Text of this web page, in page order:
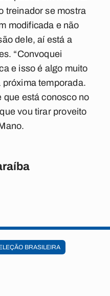
treinador se mostra
modificada e não
dele, aí está a
“Convoquei
e isso é algo muito
temporada.
que está conosco no
vou tirar proveito
BRASILEIRA